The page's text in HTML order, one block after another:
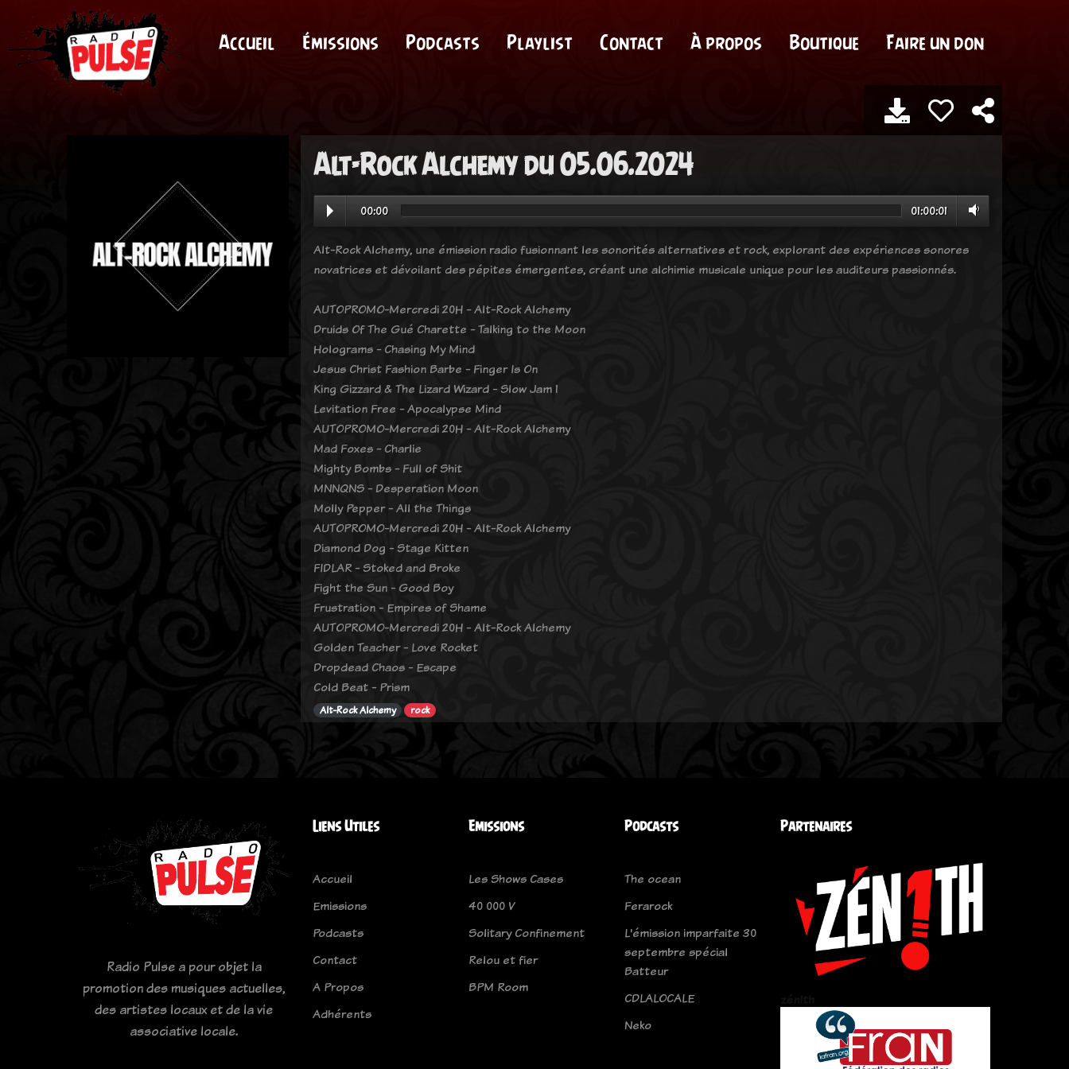
Accueil Émissions Podcasts Playlist Contact À propos Boutique Faire un don
Alt-Rock Alchemy du 05.06.2024
00:00 01:00:01
Alt-Rock Alchemy, une émission radio fusionnant les sonorités alternatives et rock, explorant des expériences sonores
novatrices et dévoilant des pépites émergentes, créant une alchimie musicale unique pour les auditeurs passionnés.
AUTOPROMO-Mercredi 20H - Alt-Rock Alchemy
Druids Of The Gué Charette - Talking to the Moon
Holograms - Chasing My Mind
Jesus Christ Fashion Barbe - Finger Is On
King Gizzard & The Lizard Wizard - Slow Jam 1
Levitation Free - Apocalypse Mind
AUTOPROMO-Mercredi 20H - Alt-Rock Alchemy
Mad Foxes - Charlie
Mighty Bombs - Full of Shit
MNNQNS - Desperation Moon
Molly Pepper - All the Things
AUTOPROMO-Mercredi 20H - Alt-Rock Alchemy
Diamond Dog - Stage Kitten
FIDLAR - Stoked and Broke
Fight the Sun - Good Boy
Frustration - Empires of Shame
AUTOPROMO-Mercredi 20H - Alt-Rock Alchemy
Golden Teacher - Love Rocket
Dropdead Chaos - Escape
Cold Beat - Prism
Alt-Rock Alchemy rock
Radio Pulse a pour objet la
promotion des musiques actuelles,
des artistes locaux et de la vie
associative locale.
Liens Utiles
Accueil
Emissions
Podcasts
Contact
A Propos
Adhérents
Emissions
Les Shows Cases
40 000 V
Solitary Confinement
Relou et fier
BPM Room
Podcasts
The ocean
Ferarock
L'émission imparfaite 30
septembre spécial
Batteur
CDLALOCALE
Neko
Partenaires